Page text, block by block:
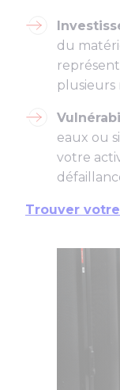
du
plusieurs
eaux ou
votre
Trouver